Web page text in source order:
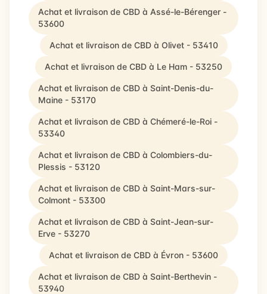
Achat et livraison de CBD à Assé-le-Bérenger -
53600
Achat et livraison de CBD à Olivet - 53410
Achat et livraison de CBD à Le Ham - 53250
Achat et livraison de CBD à Saint-Denis-du-
Maine - 53170
Achat et livraison de CBD à Chémeré-le-Roi -
53340
Achat et livraison de CBD à Colombiers-du-
Plessis - 53120
Achat et livraison de CBD à Saint-Mars-sur-
Colmont - 53300
Achat et livraison de CBD à Saint-Jean-sur-
Erve - 53270
Achat et livraison de CBD à Évron - 53600
Achat et livraison de CBD à Saint-Berthevin -
53940